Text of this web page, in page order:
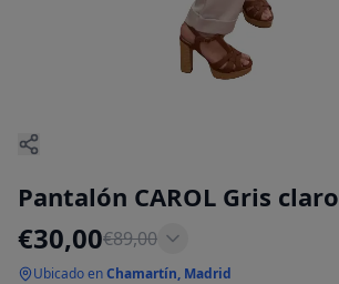
Pantalón CAROL Gris claro
€30,00€89,00
Ubicado enChamartín, Madrid